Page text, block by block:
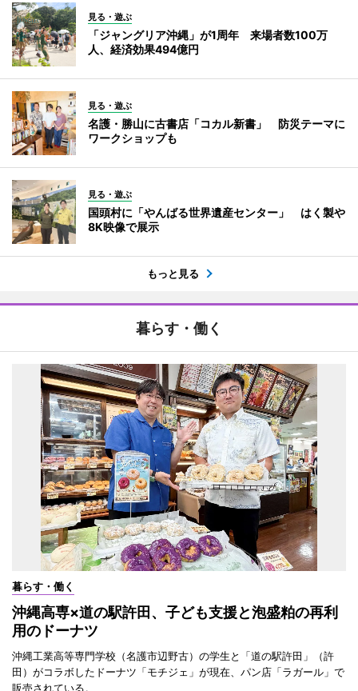
見る・遊ぶ
「ジャングリア沖縄」が1周年 来場者数100万
人、経済効果494億円
見る・遊ぶ
名護・勝山に古書店「コカル新書」 防災テーマに
ワークショップも
見る・遊ぶ
国頭村に「やんばる世界遺産センター」 はく製や
8K映像で展示
もっと見る
暮らす・働く
暮らす・働く
沖縄高専×道の駅許田、子ども支援と泡盛粕の再利
用のドーナツ
沖縄工業高等専門学校（名護市辺野古）の学生と「道の駅許田」（許
田）がコラボしたドーナツ「モチジェ」が現在、パン店「ラガール」で
販売されている。